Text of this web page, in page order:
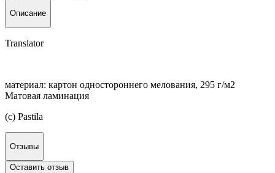
Описание
Translator
материал: картон одностороннего мелования, 295 г/м2
Матовая ламинация
(с) Pastila
Отзывы
Оставить отзыв